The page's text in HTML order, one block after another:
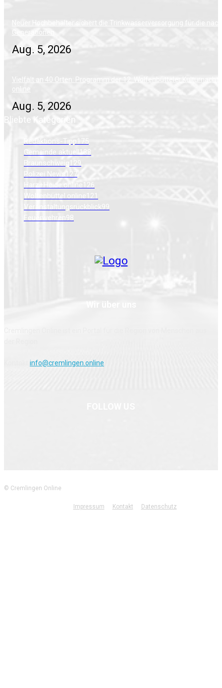
Neuer Hochbehälter sichert die Trinkwasserversorgung für die
Generationen
Aug. 5, 2026
Vielfalt an 40 Orten: Programm der 12. Wolfenbütteler Kulturnacht
online
Aug. 5, 2026
Bliebte Kategorien
Redaktions-Tipp 175
Gemeinde aktuell
138
Braunschweig 129
Polizei News 127
Harz+Heide.online 126
Wolfenbüttel.online
121
Veranstaltungsrückblick99
Feuerwehren98
info@cremlingen.online
© Cremlingen Online
Impressum Kontakt Datenschutz